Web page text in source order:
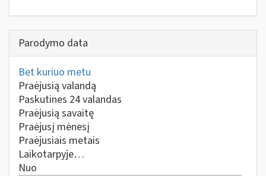
Parodymo data
Bet kuriuo metu
Praėjusią valandą
Paskutines 24 valandas
Praėjusią savaitę
Praėjusį mėnesį
Praėjusiais metais
Laikotarpyje…
Nuo